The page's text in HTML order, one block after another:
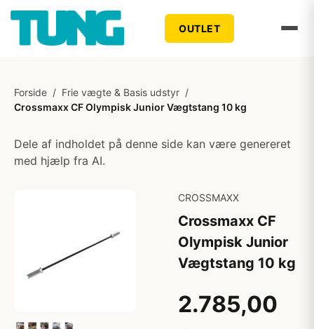
OUTLET
Forside / Frie vægte & Basis udstyr /
Crossmaxx CF Olympisk Junior Vægtstang 10 kg
Dele af indholdet på denne side kan være genereret
med hjælp fra AI.
CROSSMAXX
Crossmaxx CF
Olympisk Junior
Vægtstang 10 kg
2.785,00